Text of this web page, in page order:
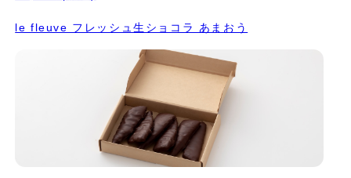
le fleuve フレッシュ生ショコラ あまおう